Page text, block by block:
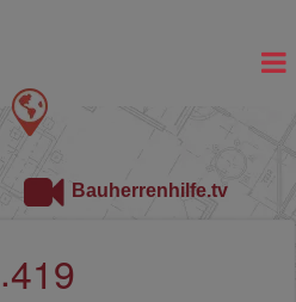
Bauherrenhilfe.tv
.419